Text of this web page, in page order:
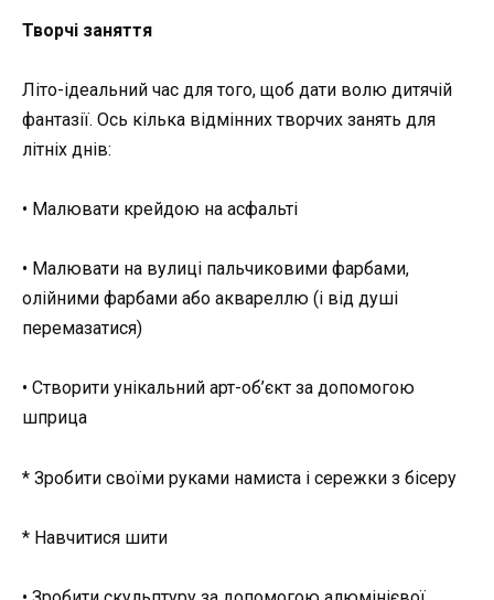
Творчі заняття
Літо-ідеальний час для того, щоб дати волю дитячій
фантазії. Ось кілька відмінних творчих занять для
літніх днів:
• Малювати крейдою на асфальті
• Малювати на вулиці пальчиковими фарбами,
олійними фарбами або аквареллю (і від душі
перемазатися)
• Створити унікальний арт-об’єкт за допомогою
шприца
* Зробити своїми руками намиста і сережки з бісеру
* Навчитися шити